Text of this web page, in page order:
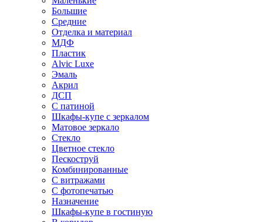
Большие
Средние
Отделка и материал
МДФ
Пластик
Alvic Luxe
Эмаль
Акрил
ДСП
С патиной
Шкафы-купе с зеркалом
Матовое зеркало
Стекло
Цветное стекло
Пескоструй
Комбинированные
С витражами
С фотопечатью
Назначение
Шкафы-купе в гостиную